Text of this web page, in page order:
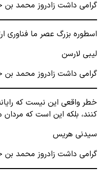
گرامی داشت زادروز محمد بن
اسطوره بزرگ عصر ما فناوری
لیبی لارسن
گرامی داشت زادروز محمد بن
خطر واقعی این نیست که
کنند، بلکه این است که مردان
سیدنی هریس
گرامی داشت زادروز محمد بن